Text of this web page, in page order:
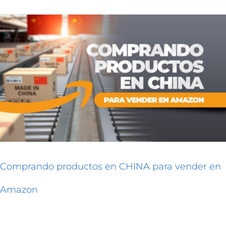
Comprando productos en CHINA para vender en
Amazon
Comprando
productos
en
CHINA
para
vender
en
Amazon